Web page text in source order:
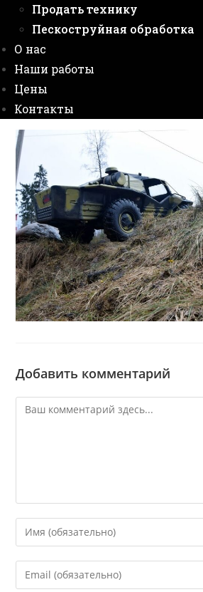
Продать технику
Пескоструйная обработка
О нас
Наши работы
Цены
Контакты
Добавить комментарий
Комментарий
Введите
свое
имя
или
Введите
свой